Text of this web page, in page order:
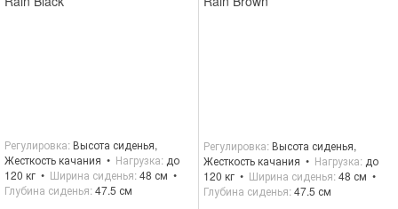
Регулировка Высота сиденья,
Жесткость качания
Нагрузка до
120 кг
Ширина сиденья 48 см
Глубина сиденья 47.5 см
Регулировка Высота сиденья,
Жесткость качания
Нагрузка до
120 кг
Ширина сиденья 48 см
Глубина сиденья 47.5 см